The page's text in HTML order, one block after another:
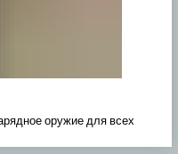
оружие для всех